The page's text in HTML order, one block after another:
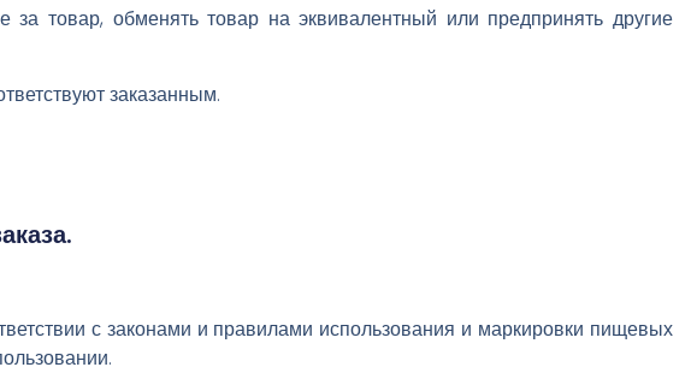
товар, обменять товар на эквивалентный или предпринять другие
заказанным.
с законами и правилами использования и маркировки пищевых